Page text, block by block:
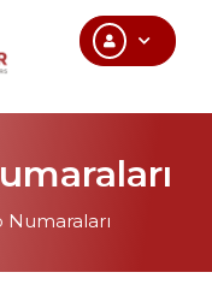
Numaraları